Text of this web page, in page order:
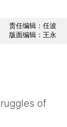
责任编辑：任波
版面编辑：王永
of